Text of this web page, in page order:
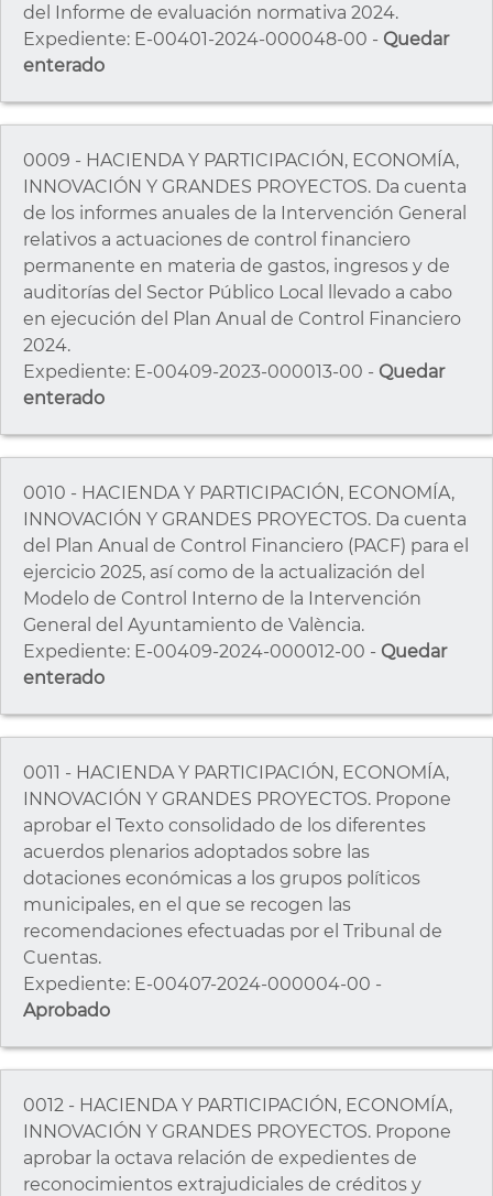
del Informe de evaluación normativa 2024.
Expediente: E-00401-2024-000048-00 - Quedar
enterado
0009 - HACIENDA Y PARTICIPACIÓN, ECONOMÍA,
INNOVACIÓN Y GRANDES PROYECTOS. Da cuenta
de los informes anuales de la Intervención General
relativos a actuaciones de control financiero
permanente en materia de gastos, ingresos y de
auditorías del Sector Público Local llevado a cabo
en ejecución del Plan Anual de Control Financiero
2024.
Expediente: E-00409-2023-000013-00 - Quedar
enterado
0010 - HACIENDA Y PARTICIPACIÓN, ECONOMÍA,
INNOVACIÓN Y GRANDES PROYECTOS. Da cuenta
del Plan Anual de Control Financiero (PACF) para el
ejercicio 2025, así como de la actualización del
Modelo de Control Interno de la Intervención
General del Ayuntamiento de València.
Expediente: E-00409-2024-000012-00 - Quedar
enterado
0011 - HACIENDA Y PARTICIPACIÓN, ECONOMÍA,
INNOVACIÓN Y GRANDES PROYECTOS. Propone
aprobar el Texto consolidado de los diferentes
acuerdos plenarios adoptados sobre las
dotaciones económicas a los grupos políticos
municipales, en el que se recogen las
recomendaciones efectuadas por el Tribunal de
Cuentas.
Expediente: E-00407-2024-000004-00 -
Aprobado
0012 - HACIENDA Y PARTICIPACIÓN, ECONOMÍA,
INNOVACIÓN Y GRANDES PROYECTOS. Propone
aprobar la octava relación de expedientes de
reconocimientos extrajudiciales de créditos y